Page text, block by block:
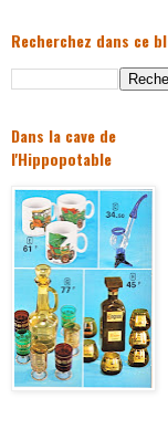
Recherchez dans ce
Dans la cave de
l'Hippopotable